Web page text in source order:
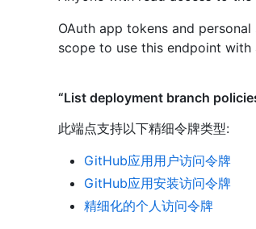
OAuth app tokens and
scope to use this endpoint
“List deployment branch
此端点支持以下精细令牌类型:
GitHub应用用户访问令牌
GitHub应用安装访问令牌
精细化的个人访问令牌